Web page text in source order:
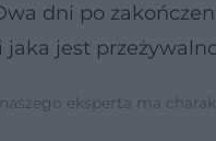
dni po
jaka jest
eksperta ma